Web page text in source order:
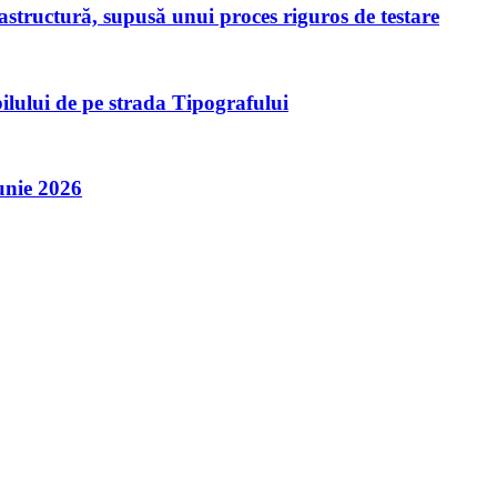
supusă unui proces riguros de testare
de pe strada Tipografului
2026